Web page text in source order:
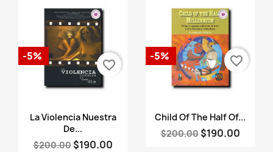
Vista rápida
La Violencia Nuestra
De...
$200.00 $190.00
-5%
favorite_border
Vista rápida
Child Of The Half Of...
$200.00 $190.00
-5% favorite_border